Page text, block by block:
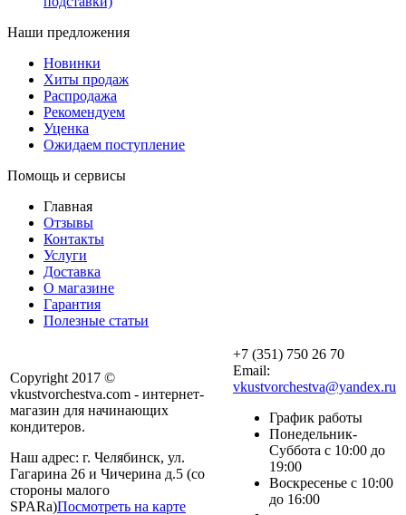
Наши предложения
Новинки
Хиты продаж
Распродажа
Рекомендуем
Уценка
Ожидаем поступление
Помощь и сервисы
Главная
Отзывы
Контакты
Услуги
Доставка
О магазине
Гарантия
Полезные статьи
Copyright 2017 ©
vkustvorchestva.com - интернет-
магазин для начинающих
кондитеров.
Наш адрес: г. Челябинск, ул.
Гагарина 26 и Чичерина д.5 (со
стороны малого
SPARa)Посмотреть на карте
+7 (351) 750 26 70
Email:
vkustvorchestva@yandex.ru
График работы
Понедельник-
Суббота с 10:00 до
19:00
Воскресенье с 10:00
до 16:00